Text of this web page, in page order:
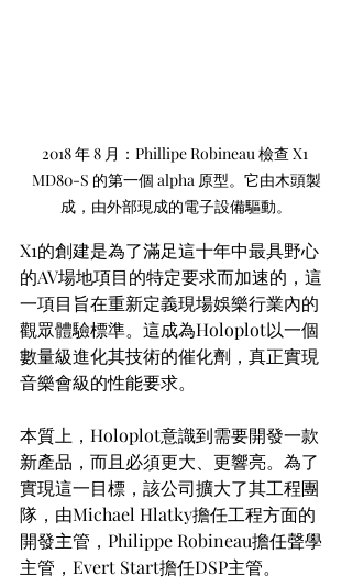
2018 年 8 月：Phillipe Robineau 檢查 X1
MD80-S 的第一個 alpha 原型。它由木頭製
成，由外部現成的電子設備驅動。
X1的創建是為了滿足這十年中最具野心
的AV場地項目的特定要求而加速的，這
一項目旨在重新定義現場娛樂行業內的
觀眾體驗標準。這成為Holoplot以一個
數量級進化其技術的催化劑，真正實現
音樂會級的性能要求。
本質上，Holoplot意識到需要開發一款
新產品，而且必須更大、更響亮。為了
實現這一目標，該公司擴大了其工程團
隊，由Michael Hlatky擔任工程方面的
開發主管，Philippe Robineau擔任聲學
主管，Evert Start擔任DSP主管。